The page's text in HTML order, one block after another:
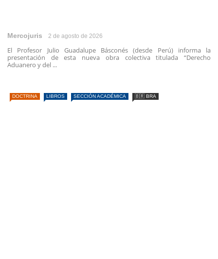
Mercojuris 2 de agosto de 2026
El Profesor Julio Guadalupe Básconés (desde Perú) informa la
presentación de esta nueva obra colectiva titulada “Derecho
Aduanero y del ...
DOCTRINA LIBROS SECCIÓN ACADÉMICA 🇧🇷 BRA